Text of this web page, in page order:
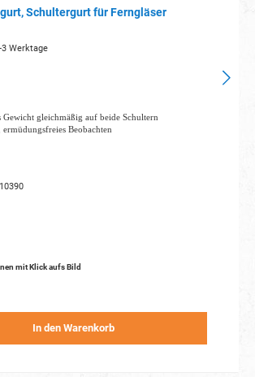
Schultergurt für Ferngläser
Werktage
Gewicht gleichmäßig auf beide Schultern
ermüdungsfreies Beobachten
mit Klick aufs Bild
In den Warenkorb